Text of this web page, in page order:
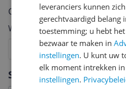
Specificaties
Cijfer
Welk cijfer geef jij dit product?
6
5
4
3
2
Vraag 1
leveranciers kunnen
gerechtvaardigd belang
toestemming; u hebt
bezwaar te maken in
instellingen. U kunt uw
elk moment intrekken in
instellingen.